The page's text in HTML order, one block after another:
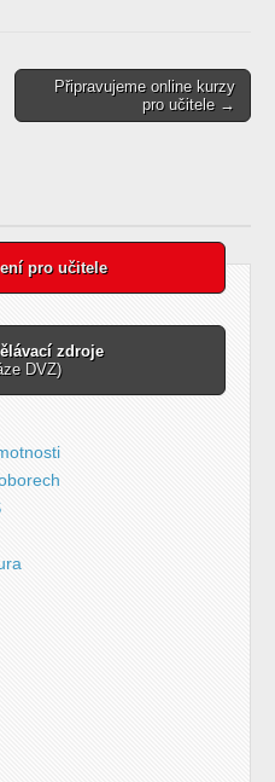
Připravujeme online kurzy
pro učitele →
pro učitele
zdroje
DVZ)